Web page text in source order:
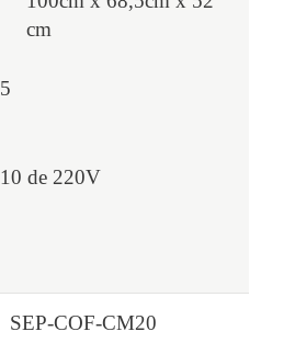
cm
5
10 de 220V
SEP-COF-CM20